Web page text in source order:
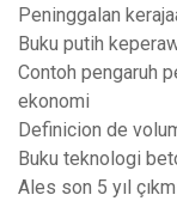
Peninggalan
Buku putih
Contoh pengaruh
ekonomi
Definicion de
Buku teknologi
Ales son 5 yıl